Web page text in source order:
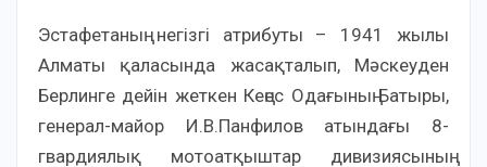
Эстафетаның негізгі атрибуты – 1941 жылы
Алматы қаласында жасақталып, Мәскеуден
Берлинге дейін жеткен Кеңес Одағының Батыры,
генерал-майор И.В.Панфилов атындағы 8-
гвардиялық мотоатқыштар дивизиясының